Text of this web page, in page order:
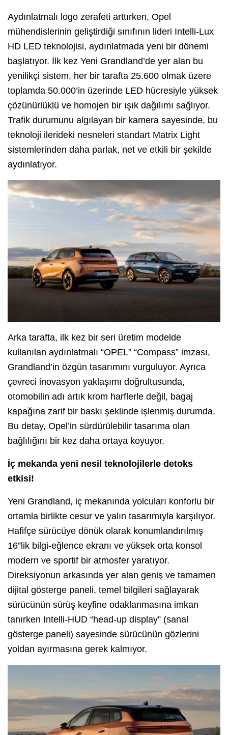
Aydınlatmalı logo zerafeti arttırken, Opel
mühendislerinin geliştirdiği sınıfının lideri Intelli-Lux
HD LED teknolojisi, aydınlatmada yeni bir dönemi
başlatıyor. İlk kez Yeni Grandland’de yer alan bu
yenilikçi sistem, her bir tarafta 25.600 olmak üzere
toplamda 50.000’in üzerinde LED hücresiyle yüksek
çözünürlüklü ve homojen bir ışık dağılımı sağlıyor.
Trafik durumunu algılayan bir kamera sayesinde, bu
teknoloji ilerideki nesneleri standart Matrix Light
sistemlerinden daha parlak, net ve etkili bir şekilde
aydınlatıyor.
Arka tarafta, ilk kez bir seri üretim modelde
kullanılan aydınlatmalı “OPEL” “Compass” imzası,
Grandland’in özgün tasarımını vurguluyor. Ayrıca
çevreci inovasyon yaklaşımı doğrultusunda,
otomobilin adı artık krom harflerle değil, bagaj
kapağına zarif bir baskı şeklinde işlenmiş durumda.
Bu detay, Opel’in sürdürülebilir tasarıma olan
bağlılığını bir kez daha ortaya koyuyor.
İç mekanda yeni nesil teknolojilerle detoks
etkisi!
Yeni Grandland, iç mekanında yolcuları konforlu bir
ortamla birlikte cesur ve yalın tasarımıyla karşılıyor.
Hafifçe sürücüye dönük olarak konumlandırılmış
16”lik bilgi-eğlence ekranı ve yüksek orta konsol
modern ve sportif bir atmosfer yaratıyor.
Direksiyonun arkasında yer alan geniş ve tamamen
dijital gösterge paneli, temel bilgileri sağlayarak
sürücünün sürüş keyfine odaklanmasına imkan
tanırken Intelli-HUD “head-up display” (sanal
gösterge paneli) sayesinde sürücünün gözlerini
yoldan ayırmasına gerek kalmıyor.